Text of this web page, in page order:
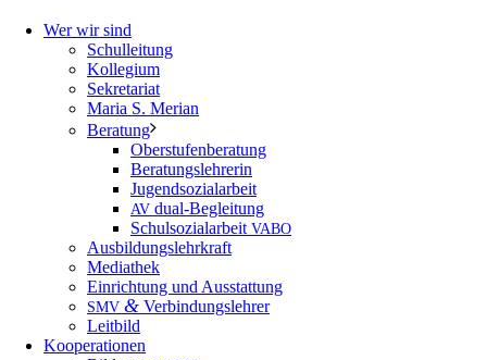
Wer wir sind
Schulleitung
Kollegium
Sekretariat
Maria S. Merian
Beratung
Oberstufenberatung
Beratungslehrerin
Jugendsozialarbeit
AV dual-Begleitung
Schulsozialarbeit VABO
Ausbildungslehrkraft
Mediathek
Einrichtung und Ausstattung
SMV & Verbindungslehrer
Leitbild
Kooperationen